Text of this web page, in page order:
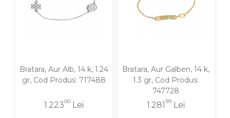
Bratara, Aur Alb, 14 k, 1.24
gr, Cod Produs: 717488
1.22300Lei
Bratara, Aur Galben, 14 k,
1.3 gr, Cod Produs:
747728
1.28199 Lei